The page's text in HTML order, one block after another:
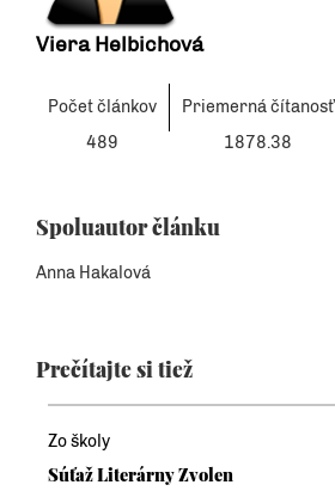
Viera Helbichová
Počet článkov
Priemerná čítanosť
489
1878.38
Spoluautor článku
Anna Hakalová
Prečítajte si tiež
Zo školy
Súťaž Literárny Zvolen